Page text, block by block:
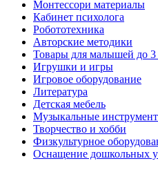
Монтессори материалы
Кабинет психолога
Робототехника
Авторские методики
Товары для малышей до 3
Игрушки и игры
Игровое оборудование
Литература
Детская мебель
Музыкальные
Творчество и хобби
Физкультурное
Оснащение дошкольных